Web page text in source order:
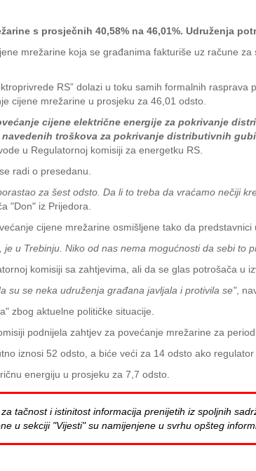
s prosječnih 40,58% na 46,01%. Udruženja
mrežarine koja se građanima fakturiše uz račune
RS” dolazi u toku samih formalnih
cijene mrežarine u prosjeku za 46,01 odsto.
cijene električne energije za pokrivanje
troškova za pokrivanje distributivnih
u Regulatornoj komisiji za energetku RS.
radi o presedanu.
za šest odsto. Da li to treba da vraćamo nečiji
"Don" iz Prijedora.
cijene mrežarine osmišljene tako da
u Trebinju. Niko od nas nema mogućnosti da sebi to
komisiji sa zahtjevima, ali da se glas potrošača u
su se neka udruženja građana javljala i protivila se",
zbog aktuelne političke situacije.
podnijela zahtjev za povećanje mrežarine za
iznosi 52 odsto, a biće veći za 14 odsto ako regulator
energiju u prosjeku za 7,7 odsto.
tačnost i istinitost informacija prenijetih iz spoljnih
u sekciji "Vijesti" su namijenjene u svrhu opšteg